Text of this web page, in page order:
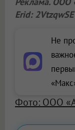
Erid:
Не
Фото: ООО